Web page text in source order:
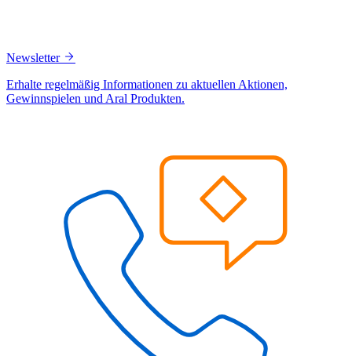
Newsletter
Erhalte regelmäßig Informationen zu aktuellen Aktionen,
Gewinnspielen und Aral Produkten.